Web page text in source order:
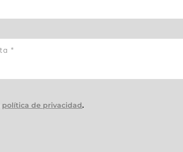
política de privacidad.